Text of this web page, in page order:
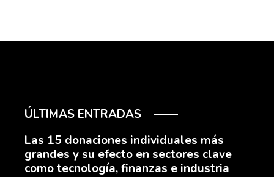
ÚLTIMAS ENTRADAS
Las 15 donaciones individuales más
grandes y su efecto en sectores clave
como tecnología, finanzas e industria